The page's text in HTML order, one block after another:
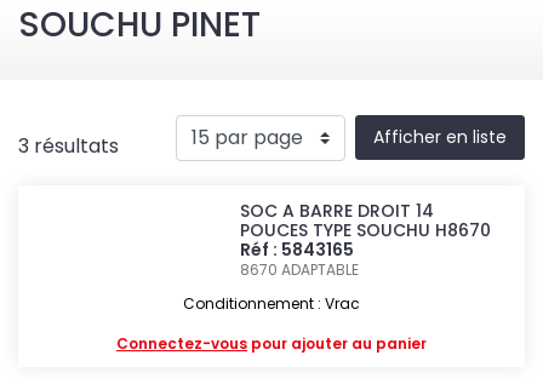
SOUCHU PINET
3 résultats Afficher en liste
SOC A BARRE DROIT 14
POUCES TYPE SOUCHU H8670
Réf : 5843165
8670ADAPTABLE
Conditionnement : Vrac
Connectez-vous pour ajouter au panier